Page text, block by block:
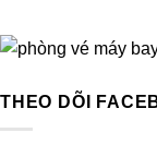
THEO DÕI